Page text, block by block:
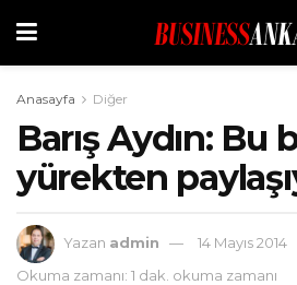
Anasayfa Diğer
Barış Aydın: Bu
yürekten
Yazan admin
14 Mayıs 2014
Okuma zamanı: 1 dak. okuma zamanı